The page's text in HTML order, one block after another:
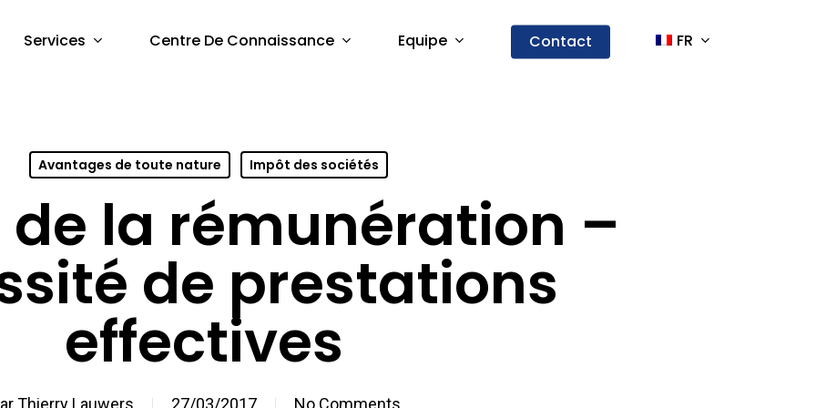
Services Centre De Connaissance Equipe Contact FR
Avantages de toute nature Impôt des sociétés
de la rémunération –
de prestations
effectives
Thierry Lauwers 27/03/2017 No Comments